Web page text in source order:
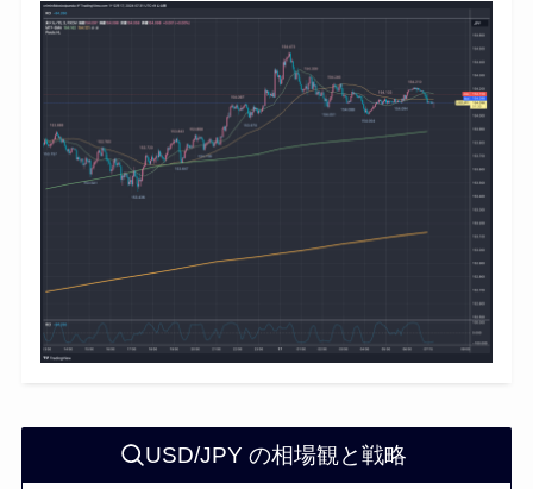
USD/JPY の相場観と戦略